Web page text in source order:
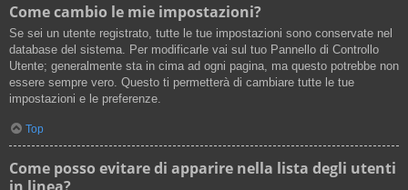
Come cambio le mie impostazioni?
Se sei un utente registrato, tutte le tue impostazioni sono conservate nel
database del sistema. Per modificarle vai sul tuo Pannello di Controllo
Utente; generalmente sta in cima ad ogni pagina, ma questo potrebbe non
essere sempre vero. Questo ti permetterà di cambiare tutte le tue
impostazioni e le preferenze.
Top
Come posso evitare di apparire nella lista degli utenti